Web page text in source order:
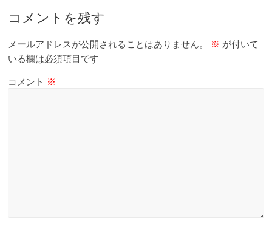
コメントを残す
メールアドレスが公開されることはありません。 ※ が付いて
いる欄は必須項目です
コメント ※